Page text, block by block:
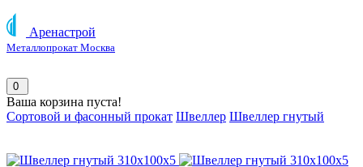
Аренастрой
Металлопрокат Москва
0
Ваша корзина пуста!
Сортовой и фасонный прокат Швеллер Швеллер гнутый